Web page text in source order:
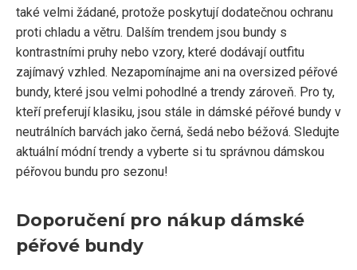
také velmi žádané, protože poskytují dodatečnou ochranu
proti chladu a větru. Dalším trendem jsou bundy s
kontrastními pruhy nebo vzory, které dodávají outfitu
zajímavý vzhled. Nezapomínajme ani na oversized péřové
bundy, které jsou velmi pohodlné a trendy zároveň. Pro ty,
kteří preferují klasiku, jsou stále in dámské péřové bundy v
neutrálních barvách jako černá, šedá nebo béžová. Sledujte
aktuální módní trendy a vyberte si tu správnou dámskou
péřovou bundu pro sezonu!
Doporučení pro nákup dámské
péřové bundy